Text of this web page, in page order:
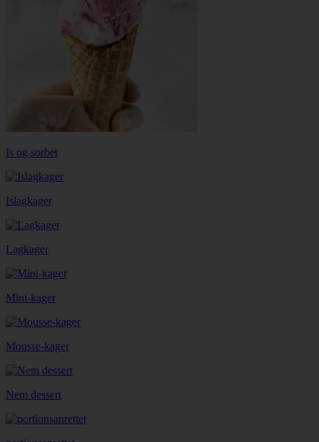
Is og sorbet
Islagkager
Lagkager
Mini-kager
Mousse-kager
Nem dessert